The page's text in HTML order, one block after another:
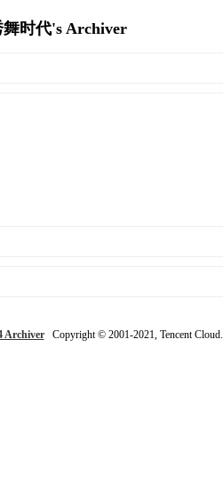
舞时代's Archiver
ArchiverCopyright © 2001-2021, Tencent Cloud.